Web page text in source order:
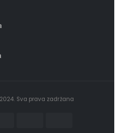
Sva prava zadržana